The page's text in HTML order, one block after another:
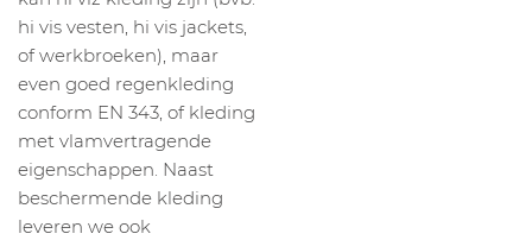
1040181011
Broek Arudy Multinorm
hi vis vesten, hi vis jackets,
of werkbroeken), maar
even goed regenkleding
conform EN 343, of kleding
met vlamvertragende
eigenschappen. Naast
beschermende kleding
leveren we ook